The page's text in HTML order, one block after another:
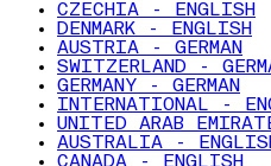
CZECHIA - ENGLISH
DENMARK - ENGLISH
AUSTRIA - GERMAN
SWITZERLAND -
GERMANY - GERMAN
INTERNATIONAL -
UNITED ARAB
AUSTRALIA -